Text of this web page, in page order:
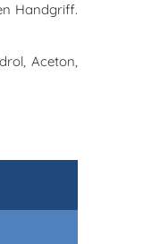
Handgriff.
Aceton,